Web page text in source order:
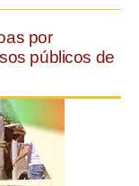
por
públicos de